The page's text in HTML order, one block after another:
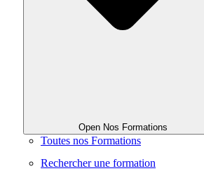
Open Nos Formations
Toutes nos Formations
Rechercher une formation